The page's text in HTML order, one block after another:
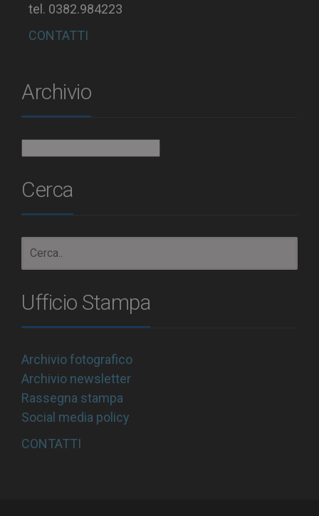
tel. 0382.984223
CONTATTI
Archivio
Cerca
Ufficio Stampa
Archivio fotografico
Archivio newsletter
Rassegna stampa
Social media policy
CONTATTI